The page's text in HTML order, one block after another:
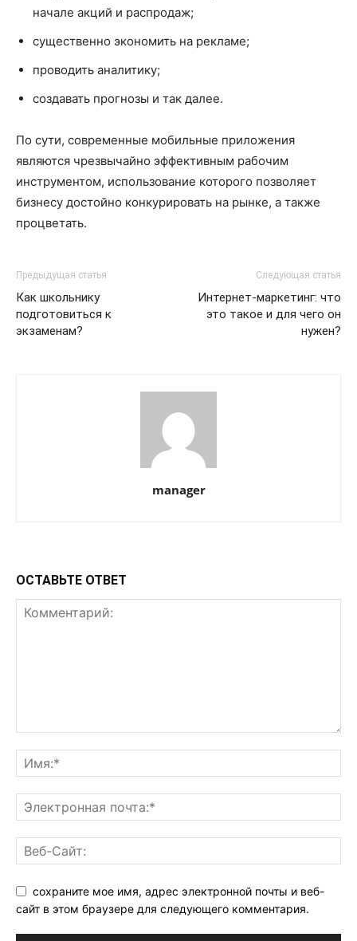
начале акций и распродаж;
существенно экономить на рекламе;
проводить аналитику;
создавать прогнозы и так далее.
По сути, современные мобильные приложения
являются чрезвычайно эффективным рабочим
инструментом, использование которого позволяет
бизнесу достойно конкурировать на рынке, а также
процветать.
Предыдущая статья
Как школьнику
подготовиться к
экзаменам?
Следующая статья
Интернет-маркетинг: что
это такое и для чего он
нужен?
manager
ОСТАВЬТЕ ОТВЕТ
сохраните мое имя, адрес электронной почты и веб-
сайт в этом браузере для следующего комментария.